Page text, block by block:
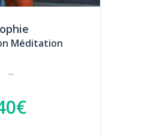
Méditation
...